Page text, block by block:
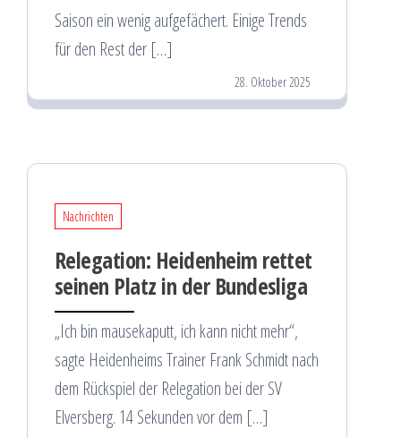
Saison ein wenig aufgefächert. Einige Trends
für den Rest der […]
28. Oktober 2025
Nachrichten
Relegation: Heidenheim rettet
seinen Platz in der Bundesliga
„Ich bin mausekaputt, ich kann nicht mehr“,
sagte Heidenheims Trainer Frank Schmidt nach
dem Rückspiel der Relegation bei der SV
Elversberg. 14 Sekunden vor dem […]